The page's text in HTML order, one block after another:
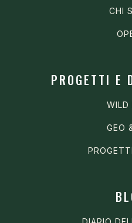
CHI
PROGETTI E
WILD
GEO